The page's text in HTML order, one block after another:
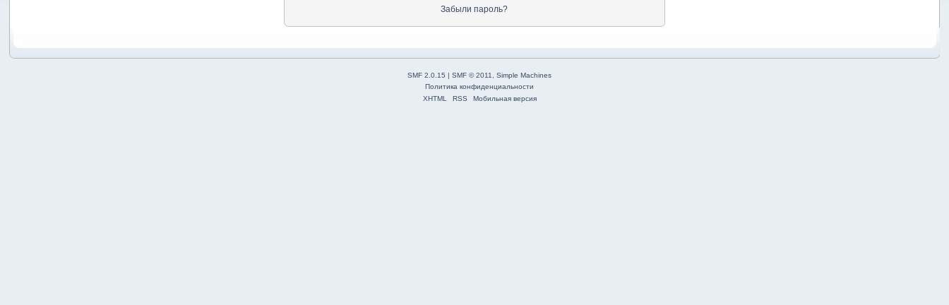
Забыли пароль?
SMF 2.0.15 |SMF © 2011,Simple Machines
Политика конфиденциальности
XHTML
RSS Мобильная версия